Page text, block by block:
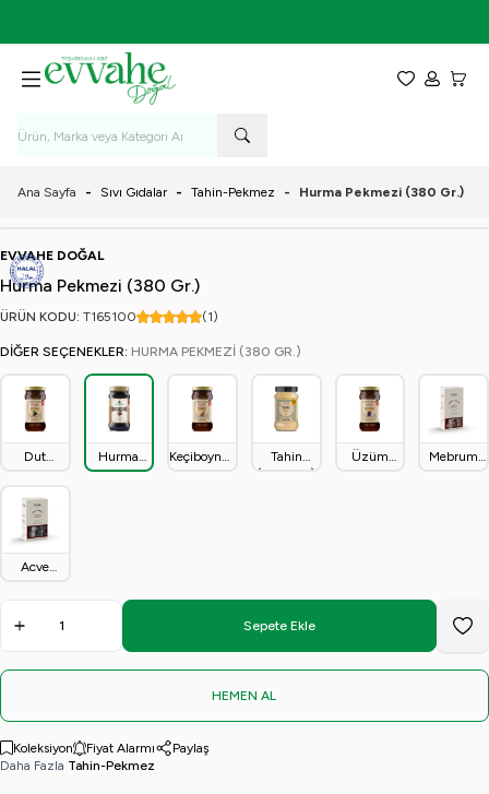
Favorilerim
Hesabım
Ana Sayfa - Sıvı Gıdalar - Tahin-Pekmez - Hurma Pekmezi (380 Gr.)
EVVAHE DOĞAL
Hurma Pekmezi (380 Gr.)
ÜRÜN KODU: T165100 (1)
DIĞER SEÇENEKLER: HURMA PEKMEZI (380 GR.)
Dut
(380 Gr.)
Hurma
Pekmezi
Keçiboynuzu
Tahin
(300 Gr.)
Üzüm
Mebrum
Acve
(150 Gr.)
Sepete Ekle
HEMEN AL
Koleksiyon Fiyat Alarmı
Paylaş
Daha Fazla Tahin-Pekmez